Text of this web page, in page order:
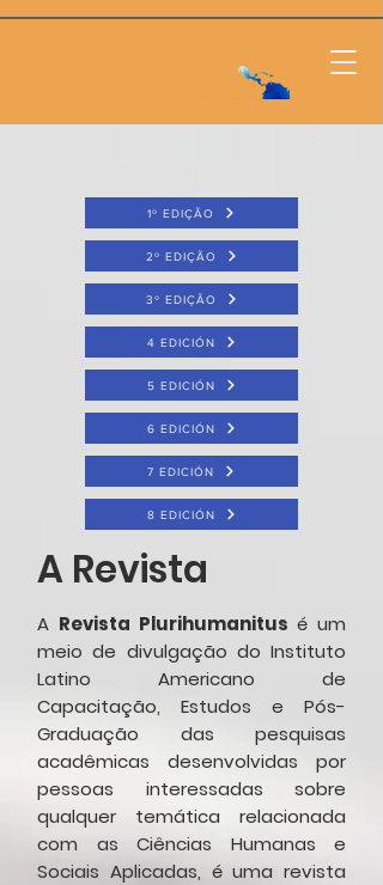
1º EDIÇÃO
2º EDIÇÃO
3º EDIÇÃO
4 EDICIÓN
5 EDICIÓN
6 EDICIÓN
7 EDICIÓN
8 EDICIÓN
A Revista
A Revista Plurihumanitus é um
meio de divulgação do Instituto
Latino Americano de
Capacitação, Estudos e Pós-
Graduação das pesquisas
acadêmicas desenvolvidas por
pessoas interessadas sobre
qualquer temática relacionada
com as Ciências Humanas e
Sociais Aplicadas, é uma revista